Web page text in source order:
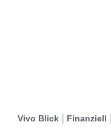
Vivo Blick Finanziell